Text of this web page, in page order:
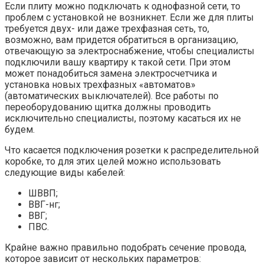
Если плиту можно подключать к однофазной сети, то
проблем с установкой не возникнет. Если же для плиты
требуется двух- или даже трехфазная сеть, то,
возможно, вам придется обратиться в организацию,
отвечающую за электроснабжение, чтобы специалисты
подключили вашу квартиру к такой сети. При этом
может понадобиться замена электросчетчика и
установка новых трехфазных «автоматов»
(автоматических выключателей). Все работы по
переоборудованию щитка должны проводить
исключительно специалисты, поэтому касаться их не
будем.
Что касается подключения розетки к распределительной
коробке, то для этих целей можно использовать
следующие виды кабелей:
ШВВП;
ВВГ-нг;
ВВГ;
ПВС.
Крайне важно правильно подобрать сечение провода,
которое зависит от нескольких параметров: